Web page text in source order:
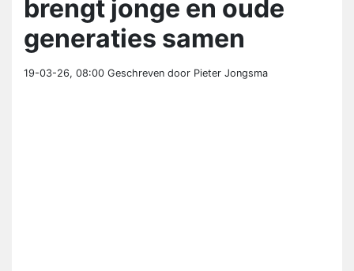
brengt jonge en oude
generaties samen
19-03-26, 08:00 Geschreven door Pieter Jongsma